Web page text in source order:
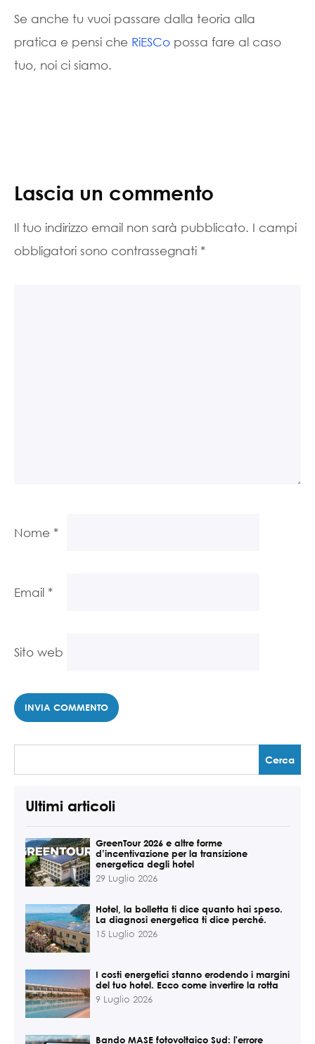
Se anche tu vuoi passare dalla teoria alla
pratica e pensi che RiESCo possa fare al caso
tuo, noi ci siamo.
Lascia un commento
Il tuo indirizzo email non sarà pubblicato. I campi
obbligatori sono contrassegnati *
Nome *
Email *
Sito web
Ultimi articoli
GreenTour 2026 e altre forme
d’incentivazione per la transizione
energetica degli hotel
29 Luglio 2026
Hotel, la bolletta ti dice quanto hai speso.
La diagnosi energetica ti dice perché.
15 Luglio 2026
I costi energetici stanno erodendo i margini
del tuo hotel. Ecco come invertire la rotta
9 Luglio 2026
Bando MASE fotovoltaico Sud: l'errore